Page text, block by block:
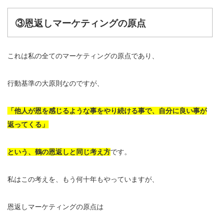
③恩返しマーケティングの原点
これは私の全てのマーケティングの原点であり、
行動基準の大原則なのですが、
「他人が恩を感じるような事をやり続ける事で、自分に良い事が
返ってくる」
という、鶴の恩返しと同じ考え方です。
私はこの考えを、もう何十年もやっていますが、
恩返しマーケティングの原点は